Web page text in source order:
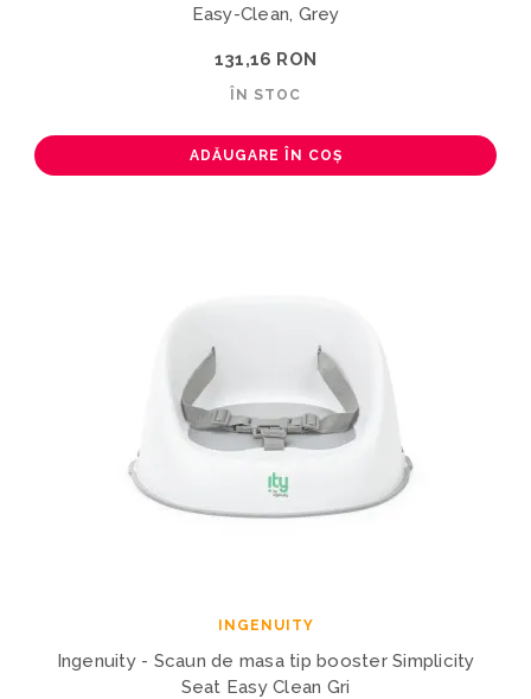
Easy-Clean, Grey
131,16 RON
ÎN STOC
ADĂUGARE ÎN COȘ
INGENUITY
Ingenuity - Scaun de masa tip booster Simplicity
Seat Easy Clean Gri